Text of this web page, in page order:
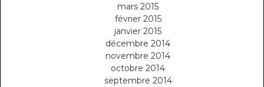
mars 2015
février 2015
janvier 2015
décembre 2014
novembre 2014
octobre 2014
septembre 2014